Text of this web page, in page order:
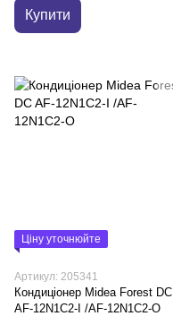
Купити
Ціну уточнюйте
Артикул: 205341
Кондиціонер Midea Forest DC
AF-12N1C2-I /AF-12N1C2-O